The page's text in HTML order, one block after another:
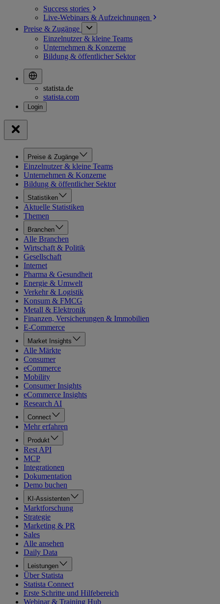
Success stories
Live-Webinars & Aufzeichnungen
Preise & Zugänge
Einzelnutzer & kleine Teams
Unternehmen & Konzerne
Bildung & öffentlicher Sektor
statista.de
statista.com
Preise & Zugänge
Einzelnutzer & kleine Teams
Unternehmen & Konzerne
Bildung & öffentlicher Sektor
Statistiken
Aktuelle Statistiken
Themen
Branchen
Alle Branchen
Wirtschaft & Politik
Gesellschaft
Internet
Pharma & Gesundheit
Energie & Umwelt
Verkehr & Logistik
Konsum & FMCG
Metall & Elektronik
Finanzen, Versicherungen & Immobilien
E-Commerce
Market Insights
Alle Märkte
Consumer
eCommerce
Mobility
Consumer Insights
eCommerce Insights
Research AI
Connect
Mehr erfahren
Produkt
Rest API
MCP
Integrationen
Dokumentation
Demo buchen
KI-Assistenten
Marktforschung
Strategie
Marketing & PR
Sales
Alle ansehen
Daily Data
Leistungen
Über Statista
Statista Connect
Erste Schritte und Hilfebereich
Webinar & Training Hub